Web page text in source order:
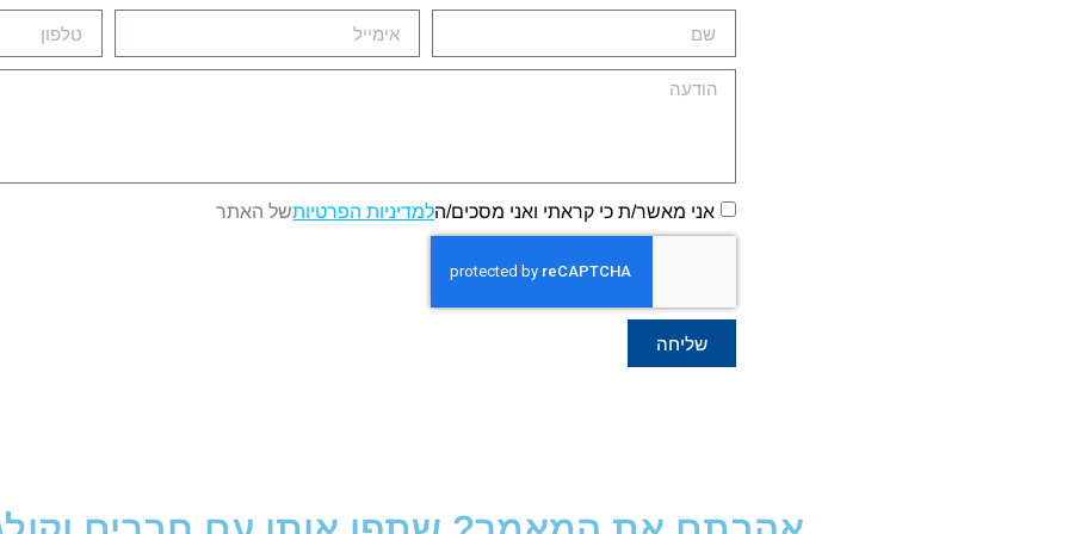
אני מאשר/ת כי קראתי ואני מסכים/הלמדיניות הפרטיותשל האתר
שליחה